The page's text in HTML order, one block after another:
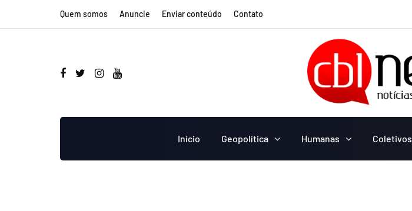
Quem somos Anuncie Enviar conteúdo Contato
Início Geopolítica Humanas Coletivos